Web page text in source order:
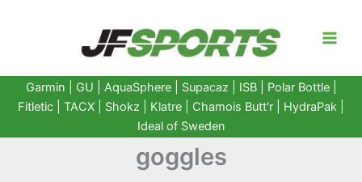
Garmin GU AquaSphere| Supacaz | ISB | Polar Bottle|
Fitletic
TACX Shokz Klatre Chamois Butt'r HydraPak
Ideal of Sweden
goggles